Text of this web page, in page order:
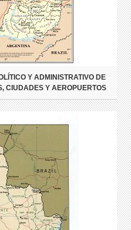
Y ADMINISTRATIVO DE
CIUDADES Y AEROPUERTOS